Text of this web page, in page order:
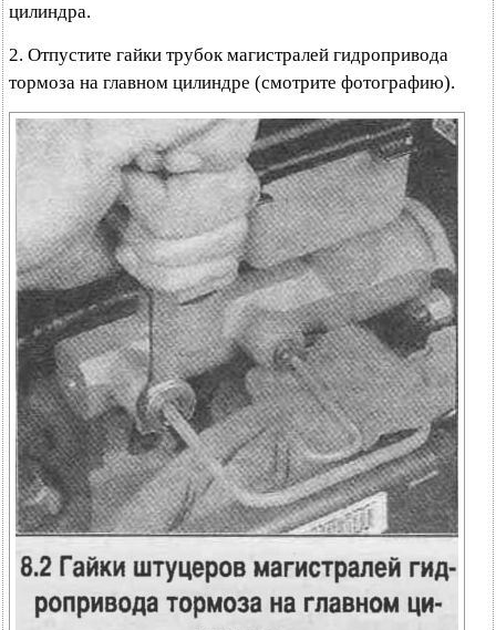
цилиндра.
2. Отпустите гайки трубок магистралей гидропривода
тормоза на главном цилиндре (смотрите фотографию).